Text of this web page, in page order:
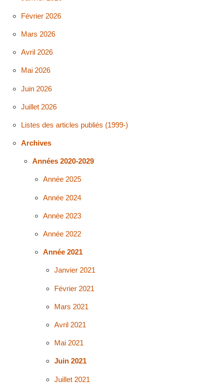
Février 2026
Mars 2026
Avril 2026
Mai 2026
Juin 2026
Juillet 2026
Listes des articles publiés (1999-)
Archives
Années 2020-2029
Année 2025
Année 2024
Année 2023
Année 2022
Année 2021
Janvier 2021
Février 2021
Mars 2021
Avril 2021
Mai 2021
Juin 2021
Juillet 2021